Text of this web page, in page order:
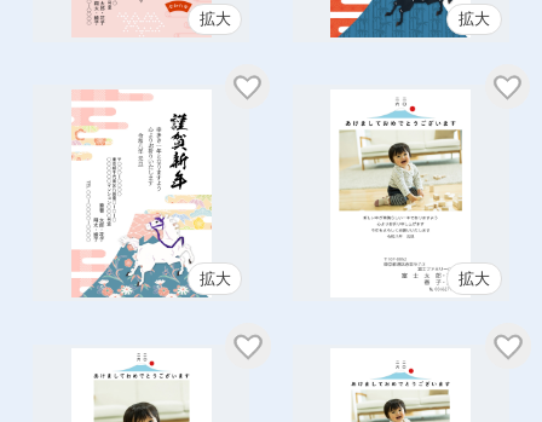
拡大 拡大
拡大 拡大